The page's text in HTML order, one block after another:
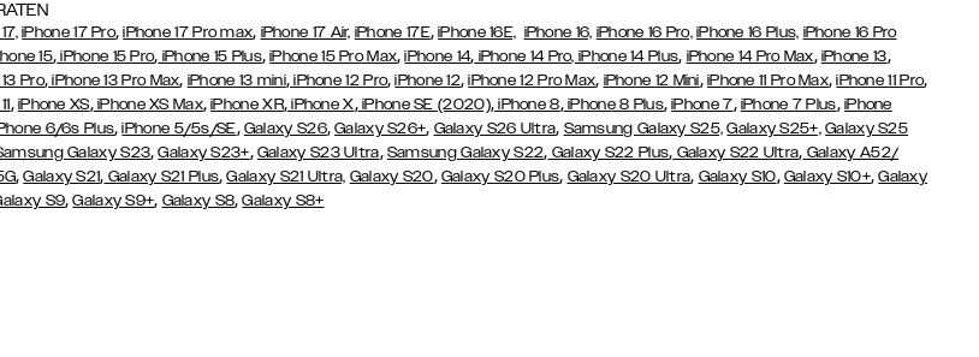
iPhone 17 Pro,iPhone 17 Pro max, iPhone 17 Air, iPhone 17E,iPhone 16E, iPhone 16, iPhone 16 Pro, iPhone 16 Plus, iPhone 16 Pro
15, iPhone 15 Pro, iPhone 15 Plus,iPhone 15 Pro Max,iPhone 14, iPhone 14 Pro, iPhone 14 Plus, iPhone 14 Pro Max, iPhone 13,
Pro, iPhone 13 Pro Max, iPhone 13 mini,iPhone 12 Pro,iPhone 12,iPhone 12 Pro Max, iPhone 12 Mini, iPhone 11 Pro Max,iPhone 11 Pro,
, iPhone XS,iPhone XS Max,iPhone XR,iPhone X,iPhone SE (2020),iPhone 8,iPhone 8 Plus,iPhone 7, iPhone 7 Plus, iPhone
6/6s Plus,iPhone 5/5s/SE, Galaxy S26,Galaxy S26+, Galaxy S26 Ultra, Samsung Galaxy S25, Galaxy S25+, Galaxy S25
Galaxy S23,Galaxy S23+, Galaxy S23 Ultra, Samsung Galaxy S22, Galaxy S22 Plus, Galaxy S22 Ultra, Galaxy A52/
,Galaxy S21, Galaxy S21 Plus,Galaxy S21 Ultra, Galaxy S20, Galaxy S20 Plus, Galaxy S20 Ultra, Galaxy S10, Galaxy S10+,Galaxy
S9,Galaxy S9+, Galaxy S8,Galaxy S8+